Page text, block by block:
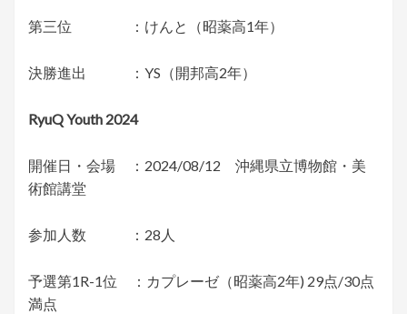
第三位 ：けんと（昭薬高1年）
決勝進出 ：YS（開邦高2年）
RyuQ Youth 2024
開催日・会場 ：2024/08/12 沖縄県立博物館・美
術館講堂
参加人数 ：28人
予選第1R-1位 ：カプレーゼ（昭薬高2年) 29点/30点
満点